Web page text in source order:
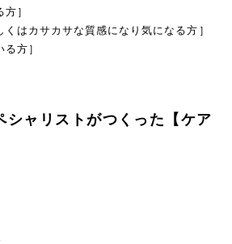
］
はカサカサな質感になり気になる方］
方］
シャリストがつくった【ケア